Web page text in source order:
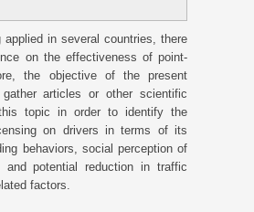
in several countries, there
on the effectiveness of point-
the objective of the present
articles or other scientific
topic in order to identify the
on drivers in terms of its
behaviors, social perception of
potential reduction in traffic
factors.